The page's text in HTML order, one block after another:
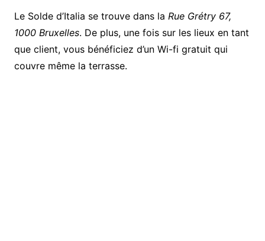
Le Solde d’Italia se trouve dans la Rue Grétry 67,
1000 Bruxelles. De plus, une fois sur les lieux en tant
que client, vous bénéficiez d’un Wi-fi gratuit qui
couvre même la terrasse.